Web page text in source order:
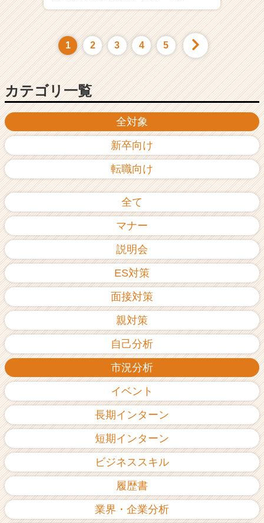
全対象
新卒向け
転職向け
全て
マナー
説明会
ES対策
面接対策
親対策
自己分析
市況分析
イベント
長期インターン
短期インターン
ビジネススキル
履歴書
業界・企業分析
1 2 3 4 5
カテゴリ一覧